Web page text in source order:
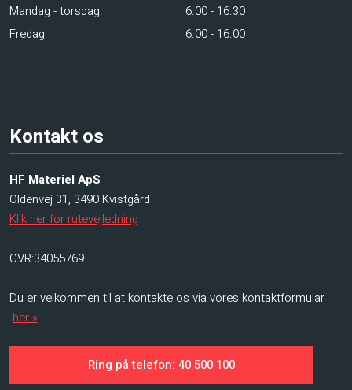
Mandag - torsdag:​
​6.00 - 16.30
Fredag:
​6.00 - 16.00
Kontakt os
HF Materiel ApS
Oldenvej 31, 3490 Kvistgård
Klik her for rutevejledning
CVR:34055769
Du er velkommen til at kontakte os via vores kontaktformular
her »
Ring på telefon: 40 500 100